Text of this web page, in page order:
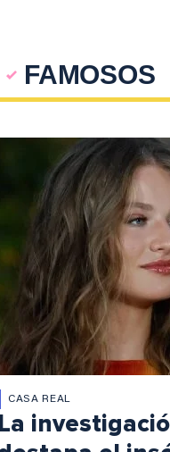
FAMOSOS
CASA REAL
La